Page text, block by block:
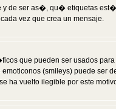
y de ser as�, qu� etiquetas
vez que crea un mensaje.
que pueden ser usados
(smileys) puede
ha vuelto ilegible por este